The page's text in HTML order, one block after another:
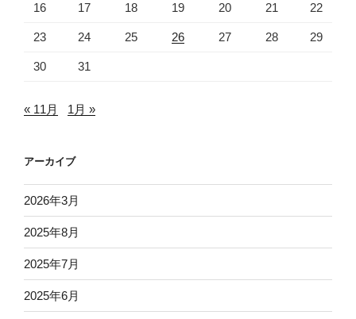
16 17 18 19 20 21 22
23 24 25 26 27 28 29
30 31
« 11月 1月 »
アーカイブ
2026年3月
2025年8月
2025年7月
2025年6月